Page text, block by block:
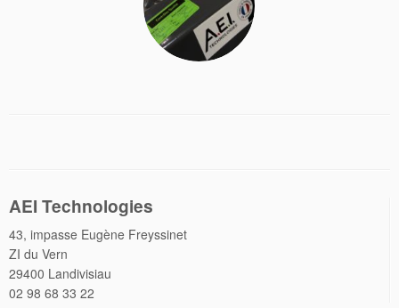
AEI Technologies
43, impasse Eugène Freyssinet
ZI du Vern
29400 Landivisiau
02 98 68 33 22